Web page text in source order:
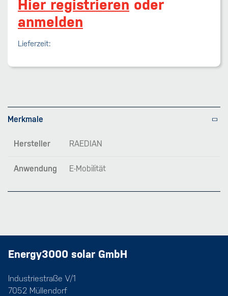
Hier registrieren oder
anmelden
Lieferzeit:
Merkmale
Hersteller RAEDIAN
Anwendung E-Mobilität
Energy3000 solar GmbH
Industriestraße V/1
7052 Müllendorf